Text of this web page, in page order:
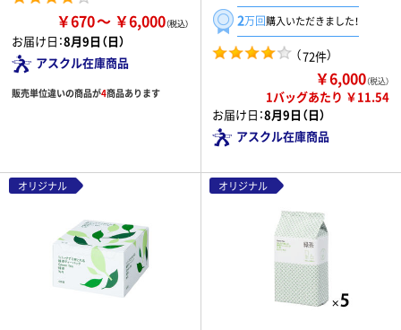
￥670 ￥6,000
お届け日：8月9日（日）
アスクル在庫商品
販売単位違いの商品が4商品あります
2万回購入いただきました！
（72件）
￥6,000（税込）
1バッグあたり ￥11.54
お届け日：8月9日（日）
アスクル在庫商品
オリジナル オリジナル